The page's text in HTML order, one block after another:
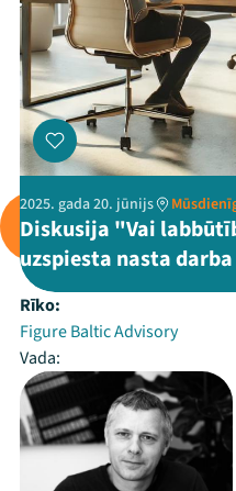
2025. gada 20. jūnijs
Diskusija "Vai
uzspiesta nasta
Rīko:
Figure Baltic Advisory
Vada: